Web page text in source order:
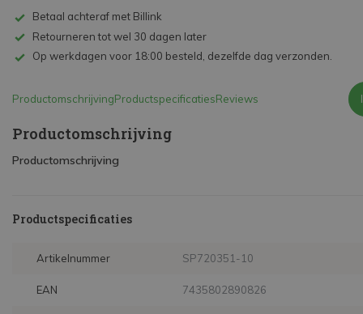
Betaal achteraf met Billink
Retourneren tot wel 30 dagen later
Op werkdagen voor 18:00 besteld, dezelfde dag verzonden.
ProductomschrijvingProductspecificatiesReviews
Productomschrijving
Productomschrijving
Productspecificaties
Artikelnummer SP720351-10
EAN 7435802890826